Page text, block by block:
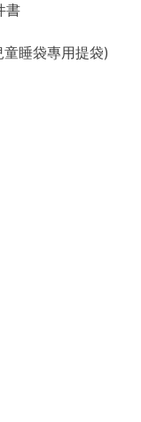
書
睡袋專用提袋)